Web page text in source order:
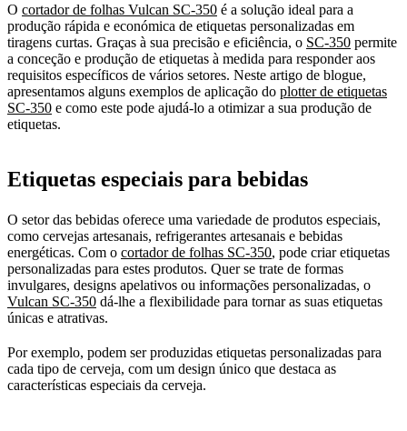
O cortador de folhas Vulcan SC-350 é a solução ideal para a
produção rápida e económica de etiquetas personalizadas em
tiragens curtas. Graças à sua precisão e eficiência, o SC-350 permite
a conceção e produção de etiquetas à medida para responder aos
requisitos específicos de vários setores. Neste artigo de blogue,
apresentamos alguns exemplos de aplicação do plotter de etiquetas
SC-350 e como este pode ajudá-lo a otimizar a sua produção de
etiquetas.
Etiquetas especiais para bebidas
O setor das bebidas oferece uma variedade de produtos especiais,
como cervejas artesanais, refrigerantes artesanais e bebidas
energéticas. Com o cortador de folhas SC-350, pode criar etiquetas
personalizadas para estes produtos. Quer se trate de formas
invulgares, designs apelativos ou informações personalizadas, o
Vulcan SC-350 dá-lhe a flexibilidade para tornar as suas etiquetas
únicas e atrativas.
Por exemplo, podem ser produzidas etiquetas personalizadas para
cada tipo de cerveja, com um design único que destaca as
características especiais da cerveja.